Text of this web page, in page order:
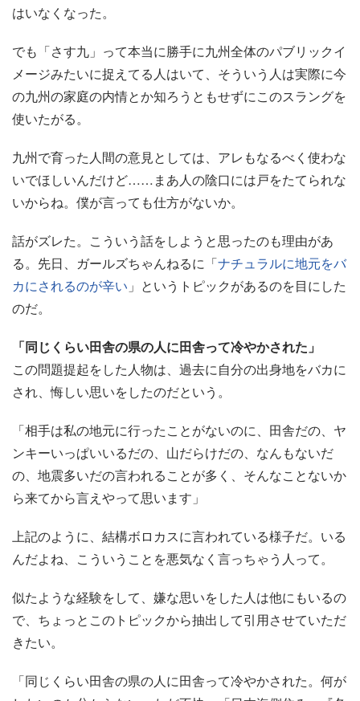
はいなくなった。
でも「さす九」って本当に勝手に九州全体のパブリックイ
メージみたいに捉えてる人はいて、そういう人は実際に今
の九州の家庭の内情とか知ろうともせずにこのスラングを
使いたがる。
九州で育った人間の意見としては、アレもなるべく使わな
いでほしいんだけど……まあ人の陰口には戸をたてられな
いからね。僕が言っても仕方がないか。
話がズレた。こういう話をしようと思ったのも理由があ
る。先日、ガールズちゃんねるに「ナチュラルに地元をバ
カにされるのが辛い 」というトピックがあるのを目にした
のだ。
「同じくらい田舎の県の人に田舎って冷やかされた」
この問題提起をした人物は、過去に自分の出身地をバカに
され、悔しい思いをしたのだという。
「相手は私の地元に行ったことがないのに、田舎だの、ヤ
ンキーいっぱいいるだの、山だらけだの、なんもないだ
の、地震多いだの言われることが多く、そんなことないか
ら来てから言えやって思います」
上記のように、結構ボロカスに言われている様子だ。いる
んだよね、こういうことを悪気なく言っちゃう人って。
似たような経験をして、嫌な思いをした人は他にもいるの
で、ちょっとこのトピックから抽出して引用させていただ
きたい。
「同じくらい田舎の県の人に田舎って冷やかされた。何が